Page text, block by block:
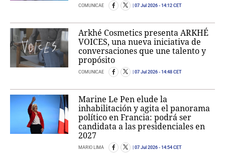
COMUNICAE 07 Jul 2026 - 14:12 CET
Arkhé Cosmetics presenta ARKHÉ
VOICES, una nueva iniciativa de
conversaciones que une talento y
propósito
COMUNICAE 07 Jul 2026 - 14:48 CET
Marine Le Pen elude la
inhabilitación y agita el panorama
político en Francia: podrá ser
candidata a las presidenciales en
2027
MARIO LIMA 07 Jul 2026 - 14:54 CET